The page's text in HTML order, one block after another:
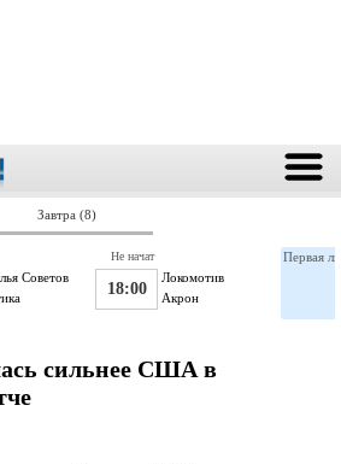
Завтра (8)
Советов Локомотив
18:00 Акрон
Не начат Первая
сильнее США в